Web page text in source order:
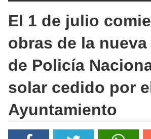
El 1 de julio
obras de la
de Policía
solar cedido por
Ayuntamiento